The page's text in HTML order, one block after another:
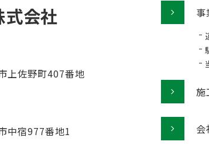
上佐野町407番地
中宿977番地1
事
施
会